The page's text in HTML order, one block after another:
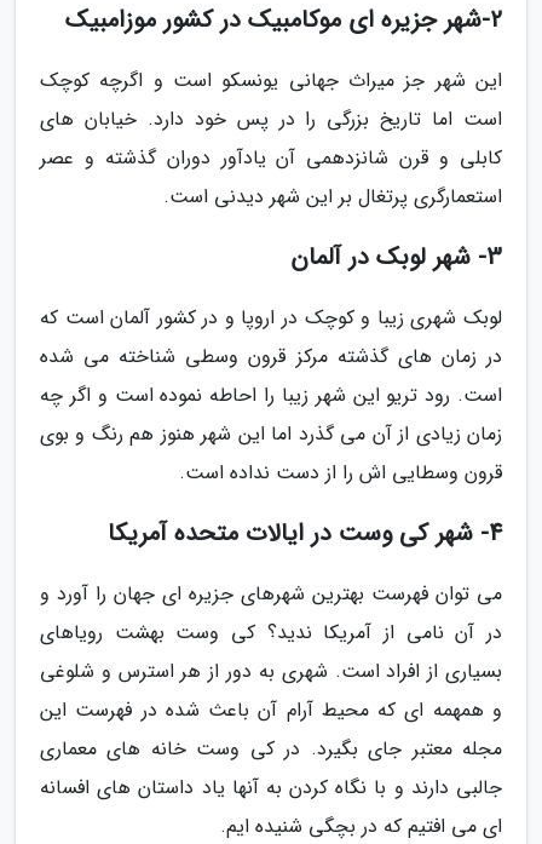
2-شهر جزیره ای موکامبیک در کشور موزامبیک
این شهر جز میراث جهانی یونسکو است و اگرچه کوچک
است اما تاریخ بزرگی را در پس خود دارد. خیابان های
کابلی و قرن شانزدهمی آن یادآور دوران گذشته و عصر
استعمارگری پرتغال بر این شهر دیدنی است.
3- شهر لوبک در آلمان
لوبک شهری زیبا و کوچک در اروپا و در کشور آلمان است که
در زمان های گذشته مرکز قرون وسطی شناخته می شده
است. رود تریو این شهر زیبا را احاطه نموده است و اگر چه
زمان زیادی از آن می گذرد اما این شهر هنوز هم رنگ و بوی
قرون وسطایی اش را از دست نداده است.
4- شهر کی وست در ایالات متحده آمریکا
می توان فهرست بهترین شهرهای جزیره ای جهان را آورد و
در آن نامی از آمریکا ندید؟ کی وست بهشت رویاهای
بسیاری از افراد است. شهری به دور از هر استرس و شلوغی
و همهمه ای که محیط آرام آن باعث شده در فهرست این
مجله معتبر جای بگیرد. در کی وست خانه های معماری
جالبی دارند و با نگاه کردن به آنها یاد داستان های افسانه
ای می افتیم که در بچگی شنیده ایم.